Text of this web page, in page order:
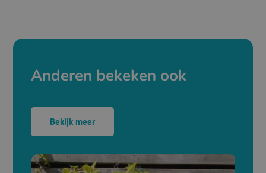
Anderen bekeken ook
Bekijk meer